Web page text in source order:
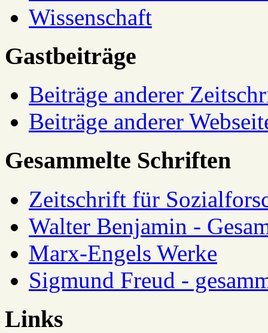
Wissenschaft
Gastbeiträge
Beiträge anderer
Beiträge anderer
Gesammelte Schriften
Zeitschrift für
Walter Benjamin -
Marx-Engels Werke
Sigmund Freud -
Links